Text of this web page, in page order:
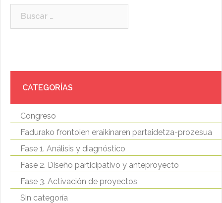
CATEGORÍAS
Congreso
Fadurako frontoien eraikinaren partaidetza-prozesua
Fase 1. Análisis y diagnóstico
Fase 2. Diseño participativo y anteproyecto
Fase 3. Activación de proyectos
Sin categoría